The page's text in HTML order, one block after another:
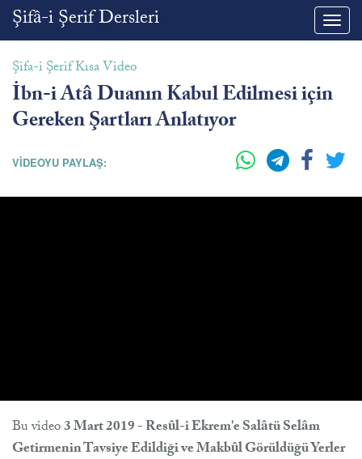
Şifâ-i Şerif Dersleri
Şifa-i Şerif Kısa Video
İbn-i Atâ Duanın Kabul Edilmesi için
Gereken Şartları Anlatıyor
VİDEOYU PAYLAŞ:
Bu video3 Mart 2019 - Resûl-i Ekrem'e Salâtü Selâm
Getirmenin Tavsiye Edildiği ve Makbûl Görüldüğü Yerler